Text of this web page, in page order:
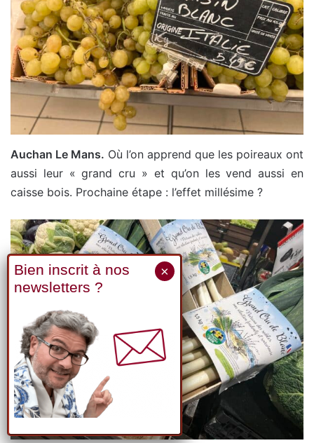
Auchan Le Mans. Où l’on apprend que les poireaux ont
aussi leur « grand cru » et qu’on les vend aussi en
caisse bois. Prochaine étape : l’effet millésime ?